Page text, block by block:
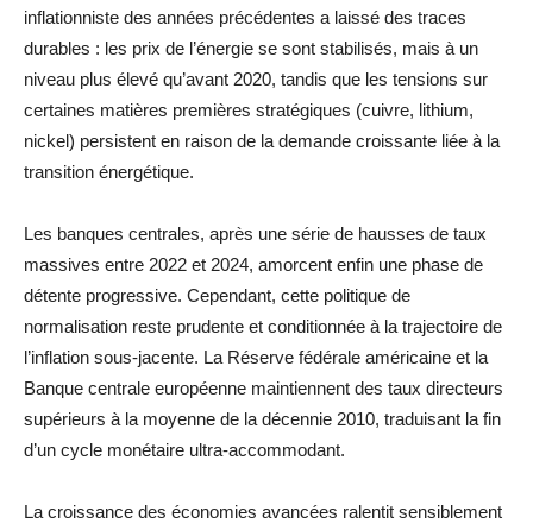
inflationniste des années précédentes a laissé des traces
durables : les prix de l’énergie se sont stabilisés, mais à un
niveau plus élevé qu’avant 2020, tandis que les tensions sur
certaines matières premières stratégiques (cuivre, lithium,
nickel) persistent en raison de la demande croissante liée à la
transition énergétique.
Les banques centrales, après une série de hausses de taux
massives entre 2022 et 2024, amorcent enfin une phase de
détente progressive. Cependant, cette politique de
normalisation reste prudente et conditionnée à la trajectoire de
l’inflation sous-jacente. La Réserve fédérale américaine et la
Banque centrale européenne maintiennent des taux directeurs
supérieurs à la moyenne de la décennie 2010, traduisant la fin
d’un cycle monétaire ultra-accommodant.
La croissance des économies avancées ralentit sensiblement